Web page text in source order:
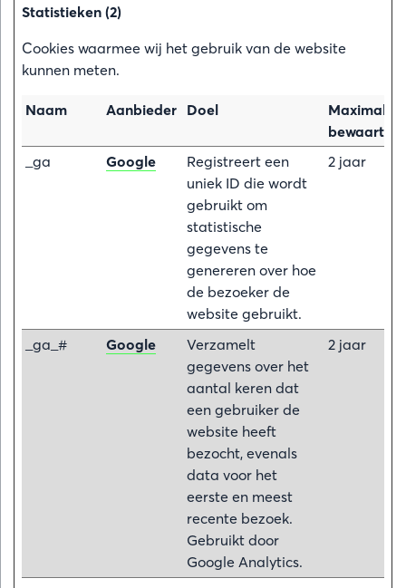
Statistieken (2)
Cookies waarmee wij het gebruik van de website
kunnen meten.
Naam Aanbieder Doel
Maximale
_ga
Google
Registreert een
uniek ID die wordt
gebruikt om
statistische
gegevens te
genereren over hoe
de bezoeker de
website gebruikt.
2 jaar
_ga_# Google
Verzamelt
gegevens over het
aantal keren dat
een gebruiker de
website heeft
bezocht, evenals
data voor het
eerste en meest
recente bezoek.
Gebruikt door
Google Analytics.
2 jaar